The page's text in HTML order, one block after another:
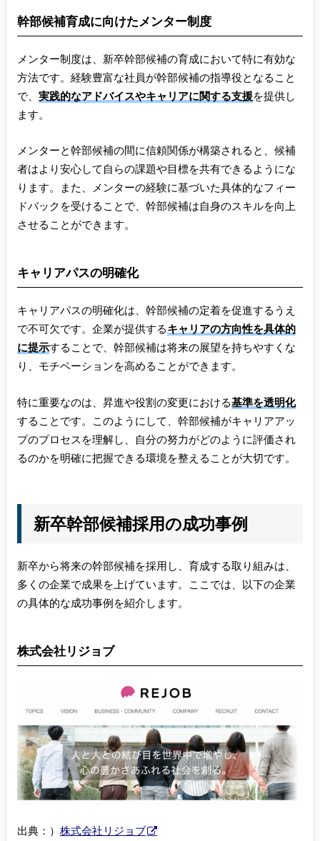
幹部候補育成に向けたメンター制度
メンター制度は、新卒幹部候補の育成において特に有効な
方法です。経験豊富な社員が幹部候補の指導役となること
で、 実践的なアドバイスやキャリアに関する支援を提供し
ます。
メンターと幹部候補の間に信頼関係が構築されると、候補
者はより安心して自らの課題や目標を共有できるようにな
ります。また、メンターの経験に基づいた具体的なフィー
ドバックを受けることで、幹部候補は自身のスキルを向上
させることができます。
キャリアパスの明確化
キャリアパスの明確化は、幹部候補の定着を促進するうえ
で不可欠です。企業が提供するキャリアの方向性を具体的
に提示することで、幹部候補は将来の展望を持ちやすくな
り、モチベーションを高めることができます。
特に重要なのは、昇進や役割の変更における基準を透明化
することです。このようにして、幹部候補がキャリアアッ
プのプロセスを理解し、自分の努力がどのように評価され
るのかを明確に把握できる環境を整えることが大切です。
新卒幹部候補採用の成功事例
新卒から将来の幹部候補を採用し、育成する取り組みは、
多くの企業で成果を上げています。ここでは、以下の企業
の具体的な成功事例を紹介します。
株式会社リジョブ
出典：） 株式会社リジョブ